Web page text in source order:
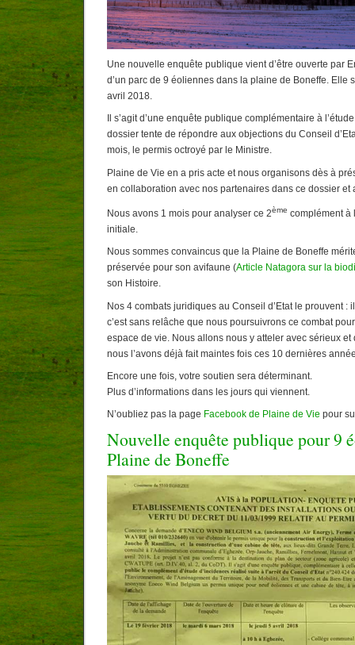
Une nouvelle enquête publique vient d’être ouverte par
d’un parc de 9 éoliennes dans la plaine de Boneffe. Elle
avril 2018.
Il s’agit d’une enquête publique complémentaire à
dossier tente de répondre aux objections du Conseil
mois, le permis octroyé par le Ministre.
Plaine de Vie en a pris acte et nous organisons dès à
en collaboration avec nos partenaires dans ce dossier et
Nous avons 1 mois pour analyser ce 2ème complément à
initiale.
Nous sommes convaincus que la Plaine de Boneffe
préservée pour son avifaune (Article Natagora sur la
son Histoire.
Nos 4 combats juridiques au Conseil d’Etat le prouvent :
c’est sans relâche que nous poursuivrons ce combat
espace de vie. Nous allons nous y atteler avec sérieux et
nous l’avons déjà fait maintes fois ces 10 dernières
Encore une fois, votre soutien sera déterminant.
Plus d’informations dans les jours qui viennent.
N’oubliez pas la page Facebook de Plaine de Vie pour
Nouvelle enquête publique pour 9
Plaine de Boneffe